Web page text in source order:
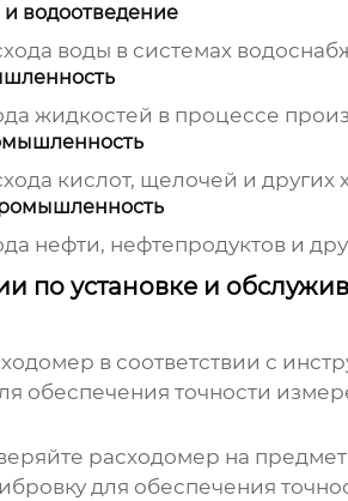
водоотведение
воды в системах
жидкостей в процессе
кислот, щелочей и других
нефти, нефтепродуктов и
по установке и
в соответствии с
обеспечения точности
расходомер на
для обеспечения